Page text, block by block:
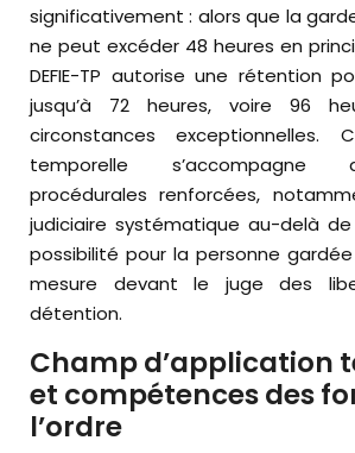
significativement : alors que la
ne peut excéder 48 heures en
DEFIE-TP autorise une rétention
jusqu’à 72 heures, voire 96
circonstances exceptionnelles.
temporelle s’accompagne
procédurales renforcées,
judiciaire systématique au-delà
possibilité pour la personne
mesure devant le juge des
détention.
Champ d’application
et compétences des
l’ordre